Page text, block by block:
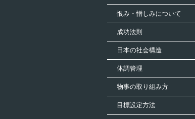
恨み・憎しみについて
成功法則
日本の社会構造
体調管理
物事の取り組み方
目標設定方法